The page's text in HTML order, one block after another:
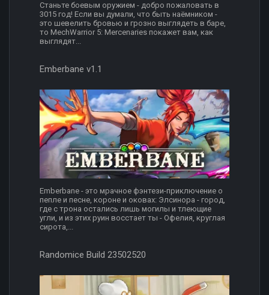
Станьте боевым оружием - добро пожаловать в
3015 год! Если вы думали, что быть наёмником -
это шевелить бровью и грозно выглядеть в баре,
то MechWarrior 5: Mercenaries покажет вам, как
выглядят...
Emberbane v1.1
Emberbane - это мрачное фэнтези-приключение о
пепле и песне, короне и оковах: Элсинора - город,
где с трона остались лишь могилы и тлеющие
угли, и из этих руин восстает ты - Офелия, круглая
сирота,...
Randomice Build 23502520